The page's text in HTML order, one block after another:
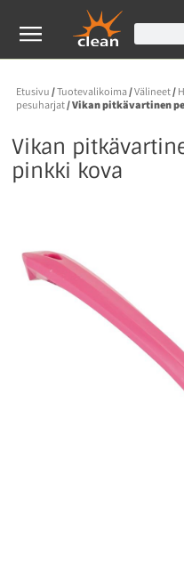
Etusivu /Tuotevalikoima/Välineet/
pesuharjat/ Vikan pitkävartinen
Vikan
pinkki kova